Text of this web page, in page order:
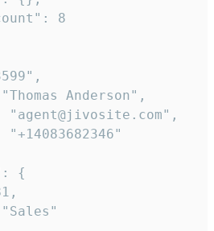
8
Anderson",
"agent@jivosite.com",
"+14083682346"
{